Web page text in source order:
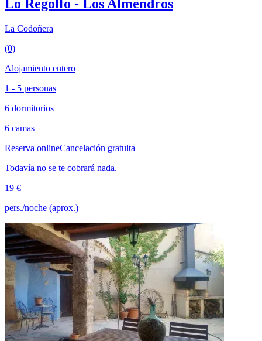
Lo Regolfo - Los Almendros
La Codoñera
(0)
Alojamiento entero
1 - 5 personas
6 dormitorios
6 camas
Reserva onlineCancelación gratuita
Todavía no se te cobrará nada.
19 €
pers./noche (aprox.)